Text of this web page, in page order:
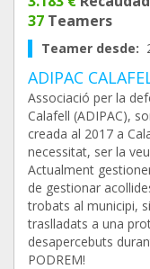
37 Teamers
Teamer desde:
ADIPAC
Associació per la
Calafell (ADIPAC),
creada al 2017 a
necessitat, ser la
Actualment
de gestionar
trobats al municipi,
traslladats a una
desapercebuts
PODREM!